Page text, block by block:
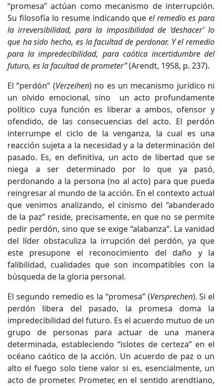
“promesa” actúan como mecanismo de interrupción.
Su filosofía lo resume indicando queel remedio es para
la irreversibilidad, para la imposibilidad de ‘deshacer’ lo
que ha sido hecho, es la facultad de perdonar. Y el remedio
para la impredecibilidad, para caótica incertidumbre del
futuro, es la facultad de prometer”(Arendt, 1958, p. 237).
El “perdón” (Verzeihen) no es un mecanismo jurídico ni
un olvido emocional, sino un acto profundamente
político cuya función es liberar a ambos, ofensor y
ofendido, de las consecuencias del acto. El perdón
interrumpe el ciclo de la venganza, la cual es una
reacción sujeta a la necesidad y a la determinación del
pasado. Es, en definitiva, un acto de libertad que se
niega a ser determinado por lo que ya pasó,
perdonando a la persona (no al acto) para que pueda
reingresar al mundo de la acción. En el contexto actual
que venimos analizando, el cinismo del “abanderado
de la paz” reside, precisamente, en que no se permite
pedir perdón, sino que se exige “alabanza”. La vanidad
del líder obstaculiza la irrupción del perdón, ya que
este presupone el reconocimiento del daño y la
falibilidad, cualidades que son incompatibles con la
búsqueda de la gloria personal.
El segundo remedio es la “promesa” (Versprechen). Si el
perdón libera del pasado, la promesa doma la
impredecibilidad del futuro. Es el acuerdo mutuo de un
grupo de personas para actuar de una manera
determinada, estableciendo “islotes de certeza” en el
océano caótico de la acción. Un acuerdo de paz o un
alto el fuego solo tiene valor si es, esencialmente, un
acto de prometer. Prometer, en el sentido arendtiano,